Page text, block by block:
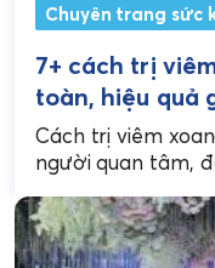
Chuyên trang sức
7+ cách trị
toàn, hiệu quả
Cách trị viêm
người quan tâm,